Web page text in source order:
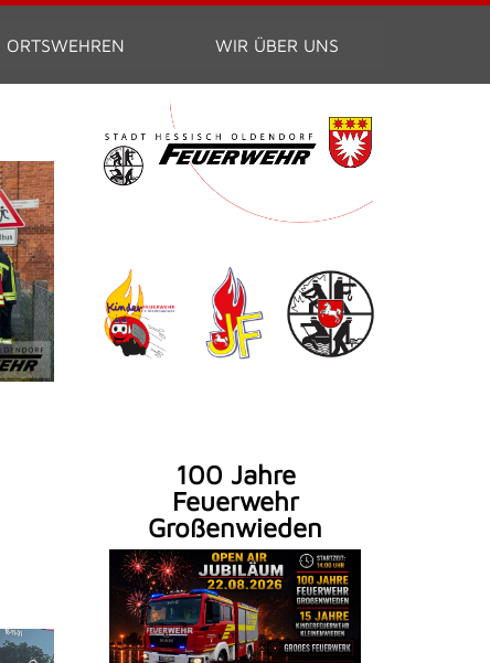
ORTSWEHREN WIR ÜBER UNS
100 Jahre
Feuerwehr
Großenwieden